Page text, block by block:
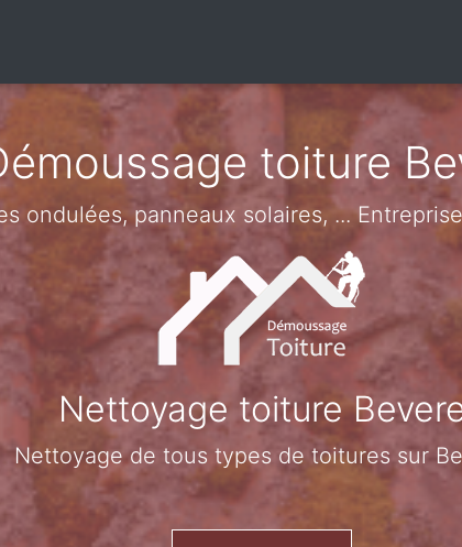
toiture
ondulées, panneaux solaires, ...
Nettoyage toiture
Nettoyage de tous types de toitures sur